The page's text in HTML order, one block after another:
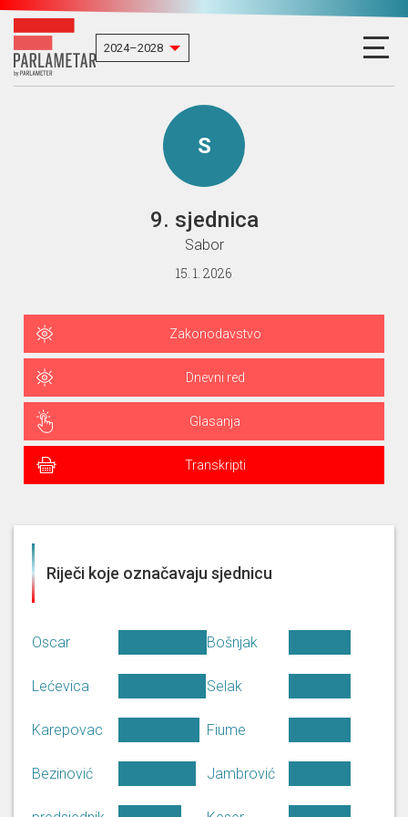
S
9. sjednica
Sabor
15. 1. 2026
Zakonodavstvo
Dnevni red
Glasanja
Transkripti
Riječi koje označavaju sjednicu
Oscar
Lećevica
Karepovac
Bezinović
Bošnjak
Selak
Fiume
Jambrović